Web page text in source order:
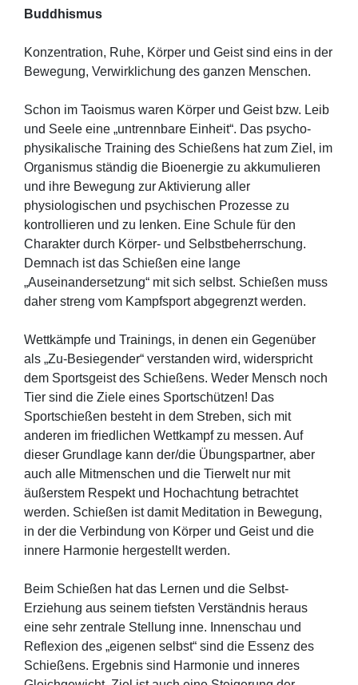
Buddhismus
Konzentration, Ruhe, Körper und Geist sind eins in der
Bewegung, Verwirklichung des ganzen Menschen.
Schon im Taoismus waren Körper und Geist bzw. Leib
und Seele eine „untrennbare Einheit“. Das psycho-
physikalische Training des Schießens hat zum Ziel, im
Organismus ständig die Bioenergie zu akkumulieren
und ihre Bewegung zur Aktivierung aller
physiologischen und psychischen Prozesse zu
kontrollieren und zu lenken. Eine Schule für den
Charakter durch Körper- und Selbstbeherrschung.
Demnach ist das Schießen eine lange
„Auseinandersetzung“ mit sich selbst. Schießen muss
daher streng vom Kampfsport abgegrenzt werden.
Wettkämpfe und Trainings, in denen ein Gegenüber
als „Zu-Besiegender“ verstanden wird, widerspricht
dem Sportsgeist des Schießens. Weder Mensch noch
Tier sind die Ziele eines Sportschützen! Das
Sportschießen besteht in dem Streben, sich mit
anderen im friedlichen Wettkampf zu messen. Auf
dieser Grundlage kann der/die Übungspartner, aber
auch alle Mitmenschen und die Tierwelt nur mit
äußerstem Respekt und Hochachtung betrachtet
werden. Schießen ist damit Meditation in Bewegung,
in der die Verbindung von Körper und Geist und die
innere Harmonie hergestellt werden.
Beim Schießen hat das Lernen und die Selbst-
Erziehung aus seinem tiefsten Verständnis heraus
eine sehr zentrale Stellung inne. Innenschau und
Reflexion des „eigenen selbst“ sind die Essenz des
Schießens. Ergebnis sind Harmonie und inneres